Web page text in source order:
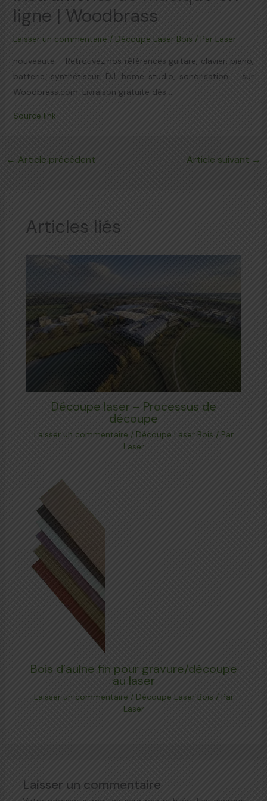
ligne | Woodbrass
Laisser un commentaire / Découpe Laser Bois / Par Laser
nouveaute – Retrouvez nos références guitare, clavier, piano,
batterie, synthétiseur, DJ, home studio, sonorisation … sur
Woodbrass.com. Livraison gratuite dès …
Source link
← Article précédent Article suivant →
Articles liés
Découpe laser – Processus de
découpe
Laisser un commentaire / Découpe Laser Bois / Par
Laser
Bois d’aulne fin pour gravure/découpe
au laser
Laisser un commentaire / Découpe Laser Bois / Par
Laser
Laisser un commentaire